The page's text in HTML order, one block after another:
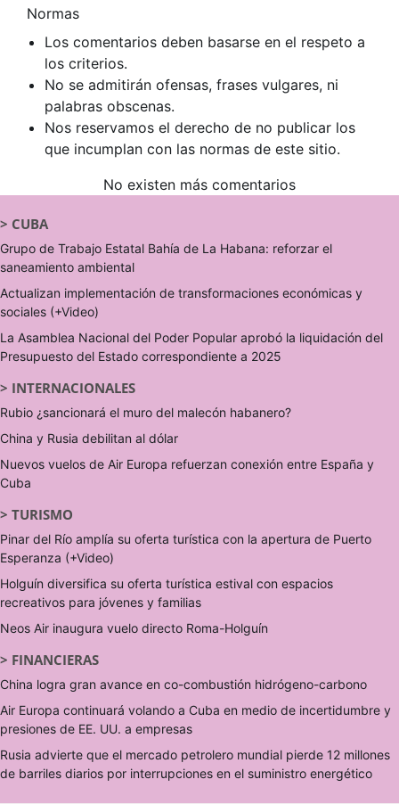
Normas
Los comentarios deben basarse en el respeto a
los criterios.
No se admitirán ofensas, frases vulgares, ni
palabras obscenas.
Nos reservamos el derecho de no publicar los
que incumplan con las normas de este sitio.
No existen más comentarios
> CUBA
Grupo de Trabajo Estatal Bahía de La Habana: reforzar el
saneamiento ambiental
Actualizan implementación de transformaciones económicas y
sociales (+Video)
La Asamblea Nacional del Poder Popular aprobó la liquidación del
Presupuesto del Estado correspondiente a 2025
> INTERNACIONALES
Rubio ¿sancionará el muro del malecón habanero?
China y Rusia debilitan al dólar
Nuevos vuelos de Air Europa refuerzan conexión entre España y
Cuba
> TURISMO
Pinar del Río amplía su oferta turística con la apertura de Puerto
Esperanza (+Video)
Holguín diversifica su oferta turística estival con espacios
recreativos para jóvenes y familias
Neos Air inaugura vuelo directo Roma-Holguín
> FINANCIERAS
China logra gran avance en co-combustión hidrógeno-carbono
Air Europa continuará volando a Cuba en medio de incertidumbre y
presiones de EE. UU. a empresas
Rusia advierte que el mercado petrolero mundial pierde 12 millones
de barriles diarios por interrupciones en el suministro energético